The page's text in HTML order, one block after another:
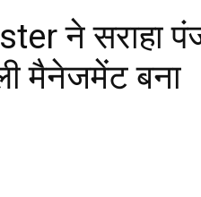
ने सराहा
मैनेजमेंट बना